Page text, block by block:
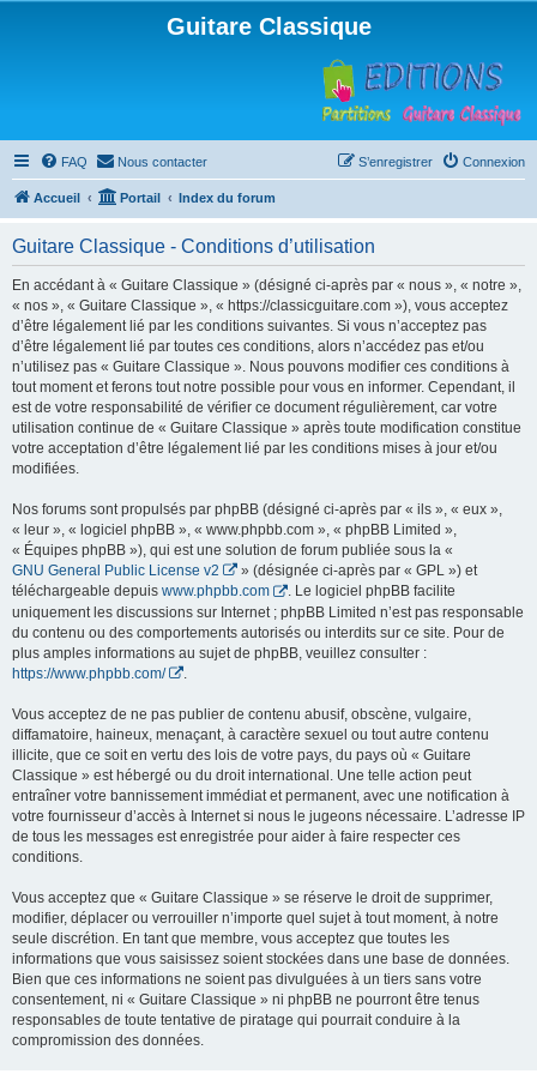
Guitare Classique
FAQ Nous contacter Connexion
S’enregistrer
Accueil Portail Index du forum
Guitare Classique - Conditions d’utilisation
En accédant à « Guitare Classique » (désigné ci-après par « nous », « notre »,
« nos », « Guitare Classique », « https://classicguitare.com »), vous acceptez
d’être légalement lié par les conditions suivantes. Si vous n’acceptez pas
d’être légalement lié par toutes ces conditions, alors n’accédez pas et/ou
n’utilisez pas « Guitare Classique ». Nous pouvons modifier ces conditions à
tout moment et ferons tout notre possible pour vous en informer. Cependant, il
est de votre responsabilité de vérifier ce document régulièrement, car votre
utilisation continue de « Guitare Classique » après toute modification constitue
votre acceptation d’être légalement lié par les conditions mises à jour et/ou
modifiées.
Nos forums sont propulsés par phpBB (désigné ci-après par « ils », « eux »,
« leur », « logiciel phpBB », « www.phpbb.com », « phpBB Limited »,
« Équipes phpBB »), qui est une solution de forum publiée sous la «
GNU General Public License v2
» (désignée ci-après par « GPL ») et
téléchargeable depuis www.phpbb.com
. Le logiciel phpBB facilite
uniquement les discussions sur Internet ; phpBB Limited n’est pas responsable
du contenu ou des comportements autorisés ou interdits sur ce site. Pour de
plus amples informations au sujet de phpBB, veuillez consulter :
https://www.phpbb.com/
Vous acceptez de ne pas publier de contenu abusif, obscène, vulgaire,
diffamatoire, haineux, menaçant, à caractère sexuel ou tout autre contenu
illicite, que ce soit en vertu des lois de votre pays, du pays où « Guitare
Classique » est hébergé ou du droit international. Une telle action peut
entraîner votre bannissement immédiat et permanent, avec une notification à
votre fournisseur d’accès à Internet si nous le jugeons nécessaire. L’adresse IP
de tous les messages est enregistrée pour aider à faire respecter ces
conditions.
Vous acceptez que « Guitare Classique » se réserve le droit de supprimer,
modifier, déplacer ou verrouiller n’importe quel sujet à tout moment, à notre
seule discrétion. En tant que membre, vous acceptez que toutes les
informations que vous saisissez soient stockées dans une base de données.
Bien que ces informations ne soient pas divulguées à un tiers sans votre
consentement, ni « Guitare Classique » ni phpBB ne pourront être tenus
responsables de toute tentative de piratage qui pourrait conduire à la
compromission des données.